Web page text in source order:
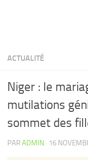
ACTUALITÉ
Niger : le
mutilations
sommet des
PARADMIN · 16